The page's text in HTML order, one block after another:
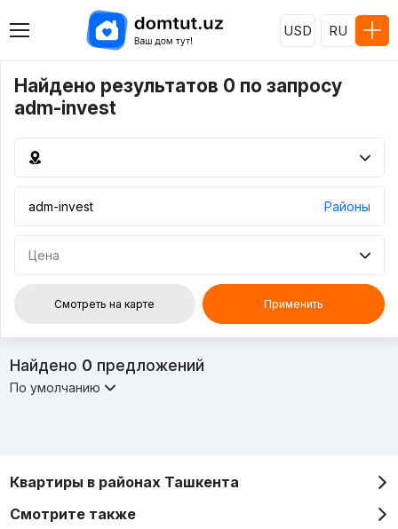
USD RU
Найдено результатов 0 по запросу
adm-invest
Районы
Цена
Смотреть на карте Применить
Найдено 0 предложений
По умолчанию
Квартиры в районах Ташкента
Смотрите также